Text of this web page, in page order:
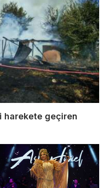
harekete geçiren